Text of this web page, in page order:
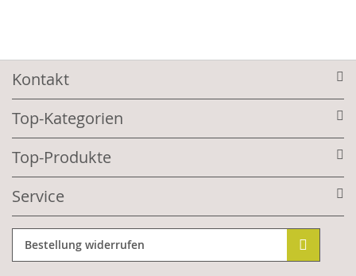
Kontakt
Top-Kategorien
Top-Produkte
Service
Bestellung widerrufen